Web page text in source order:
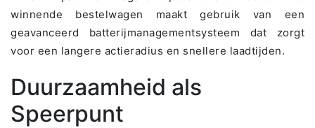
winnende bestelwagen maakt gebruik van een
geavanceerd batterijmanagementsysteem dat zorgt
voor een langere actieradius en snellere laadtijden.
Duurzaamheid als
Speerpunt